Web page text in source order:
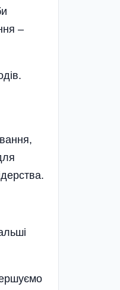
–